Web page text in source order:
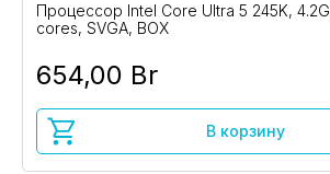
Процессор Intel Core Ultra 5 245K,
cores, SVGA, BOX
654,00 Br
В корзину